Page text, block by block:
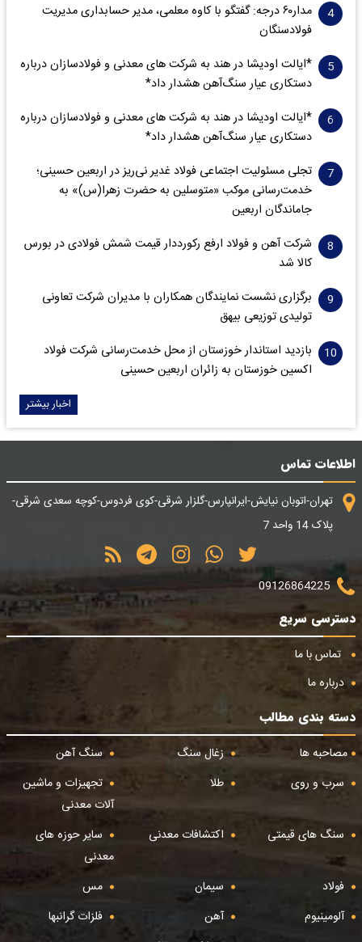
مدار‌۶٠ درجه: گفتگو با کاوه معلمی، مدیر حسابداری مدیریت
فولادسنگان
*ایالت اودیشا در هند به شرکت های معدنی و فولادسازان درباره
دستکاری عیار سنگ‌آهن هشدار داد*
*ایالت اودیشا در هند به شرکت های معدنی و فولادسازان درباره
دستکاری عیار سنگ‌آهن هشدار داد*
تجلی مسئولیت اجتماعی فولاد غدیر نی‌ریز در اربعین حسینی؛
خدمت‌رسانی موکب «متوسلین به حضرت زهرا(س)» به
جاماندگان اربعین
شرکت آهن و فولاد ارفع رکورددار قیمت شمش فولادی در بورس
کالا شد
برگزاری نشست نمایندگان همکاران با مدیران شرکت تعاونی
تولیدی توزیعی بیهق
بازدید استاندار خوزستان از محل خدمت‌رسانی شرکت فولاد
اکسین خوزستان به زائران اربعین حسینی
اخبار بیشتر
اطلاعات تماس
تهران-اتوبان نیایش-ایرانپارس-گلزار شرقی-کوی فردوس-کوچه سعدی شرقی-
پلاک 14 واحد 7
09126864225
دسترسی سریع
تماس با ما
درباره ما
دسته بندی مطالب
مصاحبه ها
زغال سنگ
سنگ آهن
سرب و روی
طلا
تجهیزات و ماشین
آلات معدنی
سنگ های قیمتی
اکتشافات معدنی
سایر حوزه های
معدنی
فولاد
سیمان
مس
آلومینیوم
آهن
فلزات گرانبها